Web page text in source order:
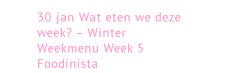
30 jan Wat eten we deze
week? – Winter
Weekmenu Week 5
Foodinista